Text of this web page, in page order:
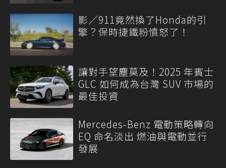
影／911竟然換了Honda的引
擎？保時捷鐵粉憤怒了！
讓對手望塵莫及！2025 年賓士
GLC 如何成為台灣 SUV 市場的
最佳投資
Mercedes-Benz 電動策略轉向
EQ 命名淡出 燃油與電動並行
發展